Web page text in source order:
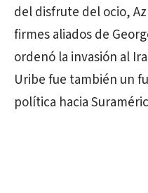
del disfrute del ocio,
firmes aliados de
ordenó la invasión al
Uribe fue también un
política hacia